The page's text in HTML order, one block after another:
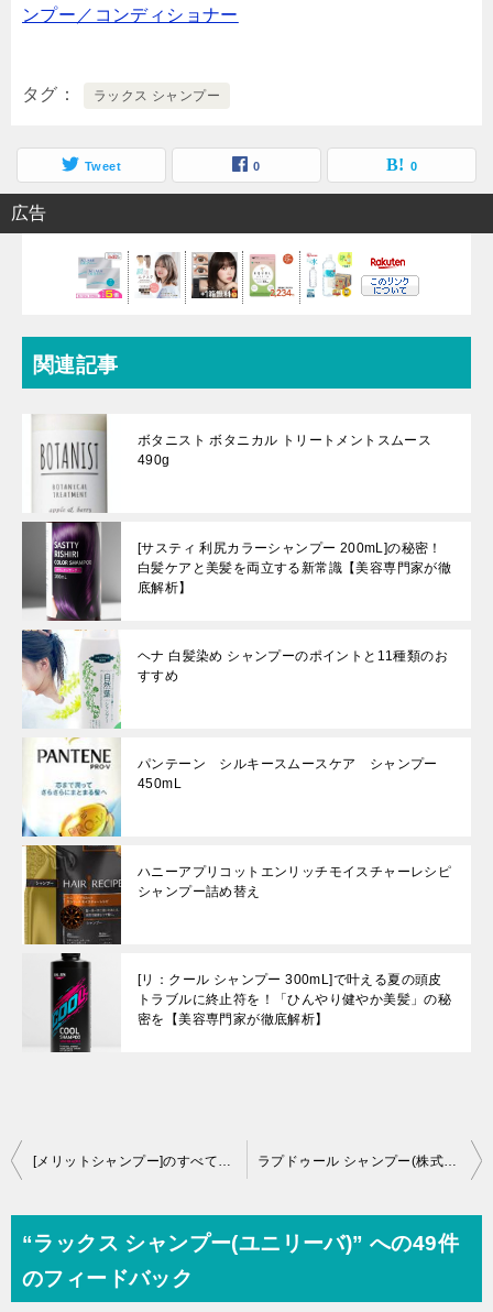
ンプー／コンディショナー
タグ ラックス シャンプー
Tweet 0 0
広告
関連記事
ボタニスト ボタニカル トリートメントスムース
490g
[サスティ 利尻カラーシャンプー 200mL]の秘密！
白髪ケアと美髪を両立する新常識【美容専門家が徹
底解析】
ヘナ 白髪染め シャンプーのポイントと11種類のお
すすめ
パンテーン シルキースムースケア シャンプー
450mL
ハニーアプリコットエンリッチモイスチャーレシピ
シャンプー詰め替え
[リ：クール シャンプー 300mL]で叶える夏の頭皮
トラブルに終止符を！「ひんやり健やか美髪」の秘
密を【美容専門家が徹底解析】
投
ゲ
“ラックス シャンプー(ユニリーバ)” への49件
のフィードバック